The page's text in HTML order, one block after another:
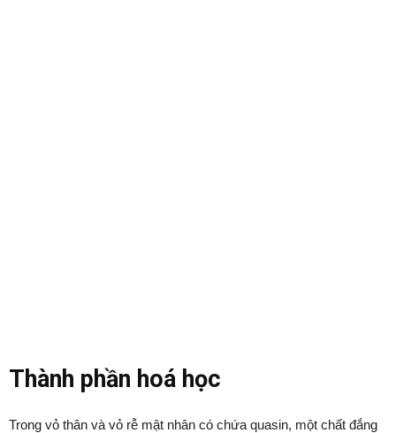
Thành phần hoá học
Trong vỏ thân và vỏ rễ mật nhân có chứa quasin, một chất đắng